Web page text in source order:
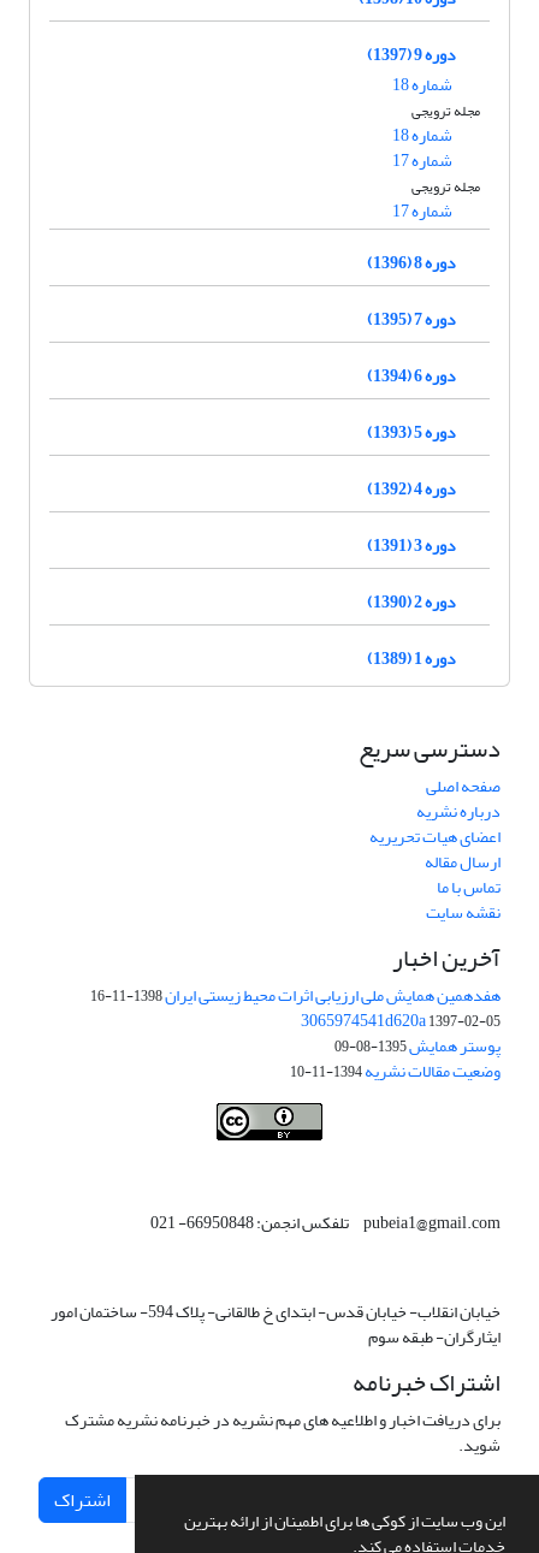
این وب سایت از کوکی ها برای اطمینان از ارائه بهترین
خدمات استفاده می کند.
دوره 9 (1397)
شماره 18
مجله ترویجی
شماره 18
شماره 17
مجله ترویجی
شماره 17
دوره 8 (1396)
دوره 7 (1395)
دوره 6 (1394)
دوره 5 (1393)
دوره 4 (1392)
دوره 3 (1391)
دوره 2 (1390)
دوره 1 (1389)
دسترسی سریع
صفحه اصلی
درباره نشریه
اعضای هیات تحریریه
ارسال مقاله
تماس با ما
نقشه سایت
آخرین اخبار
هفدهمین همایش ملی ارزیابی اثرات محیط زیستی ایران1398-11-16
3065974541d620a1397-02-05
پوستر همایش1395-08-09
وضعیت مقالات نشریه1394-11-10
pubeia1@gmail.com تلفکس انجمن: 66950848- 021
خیابان انقلاب- خیابان قدس- ابتدای خ طالقانی- پلاک 594- ساختمان امور
ایثارگران- طبقه سوم
اشتراک خبرنامه
برای دریافت اخبار و اطلاعیه های مهم نشریه در خبرنامه نشریه مشترک
شوید.
اشتراک